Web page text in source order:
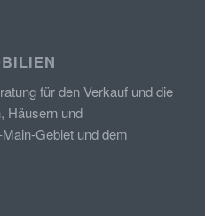
für den Verkauf und die
Häusern und
Gebiet und dem